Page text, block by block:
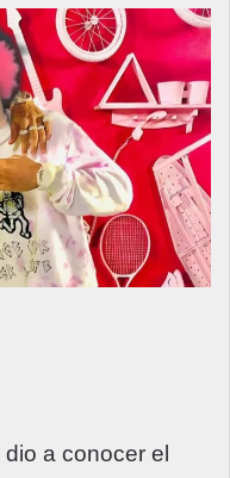
dio a conocer el